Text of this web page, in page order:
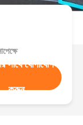
সাথে যোগাযোগ
করুন